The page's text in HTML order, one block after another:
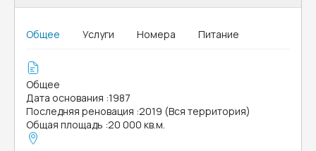
Общее Услуги Номера Питание
Общее
Дата основания :1987
Последняя реновация :2019 (Вся территория)
Общая площадь :20 000 кв.м.